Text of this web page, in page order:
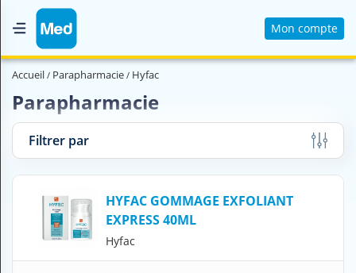
Mon compte
Accueil
Magazine Médical
U
Accueil Parapharmacie Hyfac
Parapharmacie
Filtrer par
HYFAC GOMMAGE EXFOLIANT
EXPRESS 40ML
Hyfac